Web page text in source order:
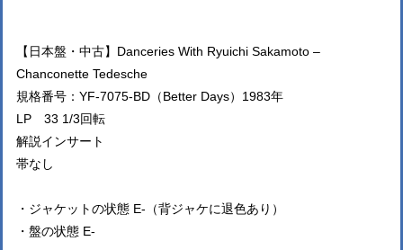
【日本盤・中古】Danceries With Ryuichi Sakamoto –
Chanconette Tedesche
規格番号：YF-7075-BD（Better Days）1983年
LP 33 1/3回転
解説インサート
帯なし
・ジャケットの状態 E-（背ジャケに退色あり）
・盤の状態 E-